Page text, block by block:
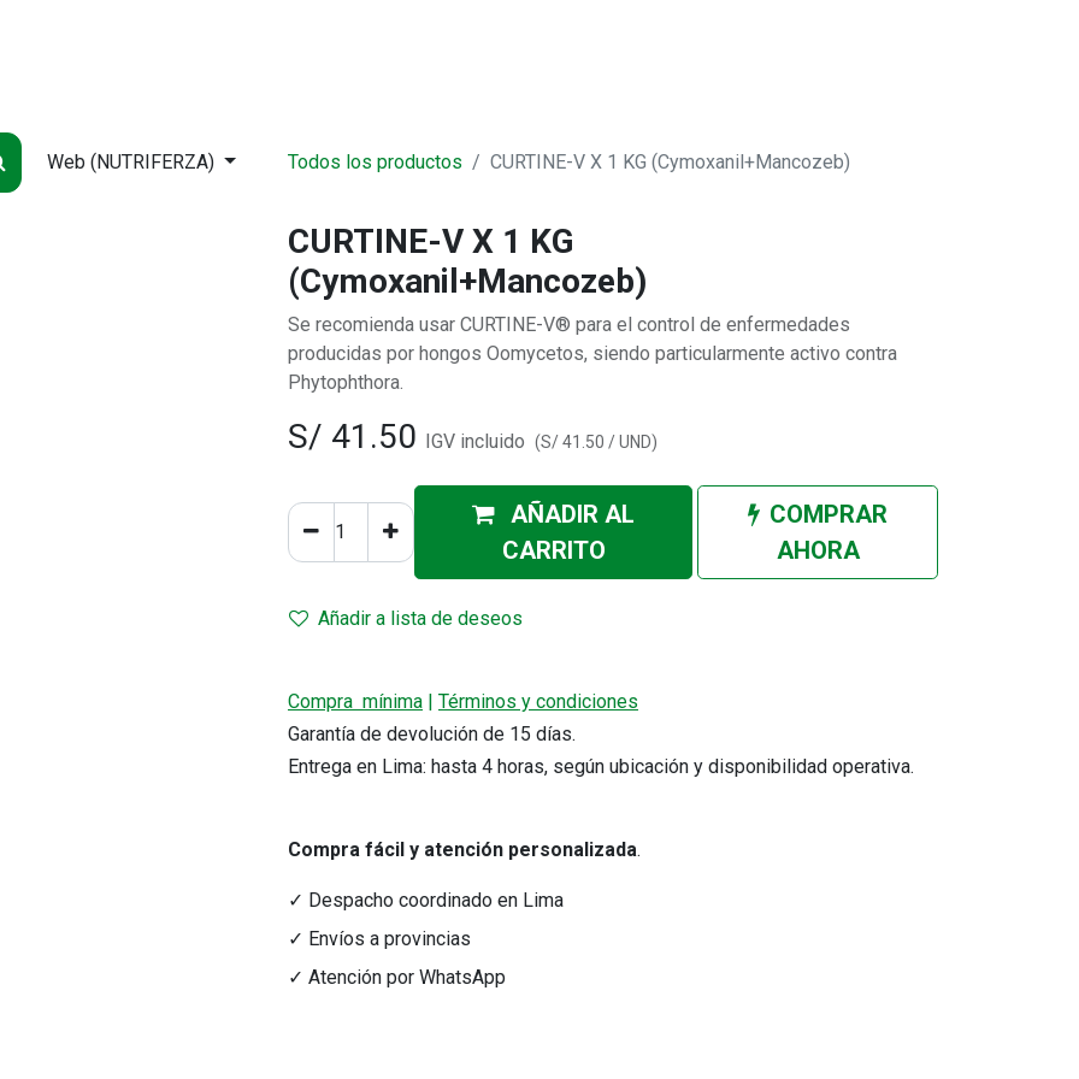
Web (NUTRIFERZA) Todos los productos CURTINE-V X 1 KG (Cymoxanil+Mancozeb)
CURTINE-V X 1 KG
(Cymoxanil+Mancozeb)
Se recomienda usar CURTINE-V® para el control de enfermedades
producidas por hongos Oomycetos, siendo particularmente activo contra
Phytophthora.
S/ 41.50 IGV incluido (S/41.50 /UND)
AÑADIR AL
CARRITO
COMPRAR
AHORA
Añadir a lista de deseos
Compra mínima | Términos y condiciones
Garantía de devolución de 15 días.
Entrega en Lima: hasta 4 horas, según ubicación y disponibilidad operativa.
Compra fácil y atención personalizada.
✓ Despacho coordinado en Lima
✓ Envíos a provincias
✓ Atención por WhatsApp